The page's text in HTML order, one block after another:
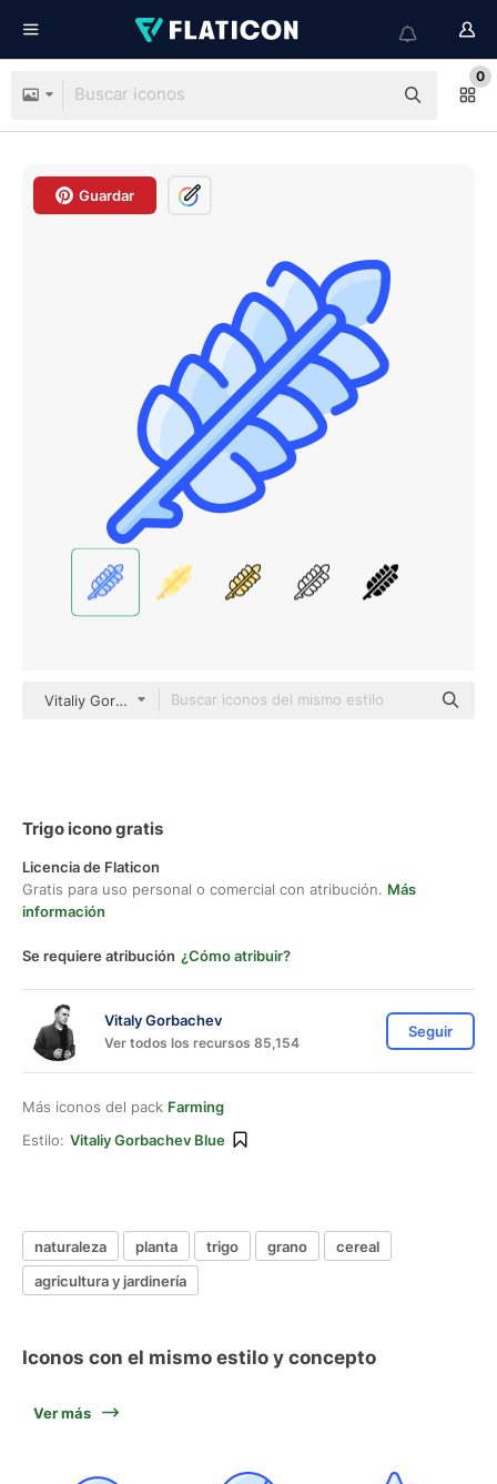
0
Guardar
Vitaliy Gorbachev Blue
Trigo icono gratis
Licencia de Flaticon
Gratis para uso personal o comercial con atribución. Más
información
Se requiere atribución ¿Cómo atribuir?
Vitaly Gorbachev
Ver todos los recursos 85,154
Seguir
Más iconos del pack Farming
Estilo: Vitaliy Gorbachev Blue
naturaleza planta trigo grano
cereal
agricultura y jardinería
Iconos con el mismo estilo y concepto
Ver más